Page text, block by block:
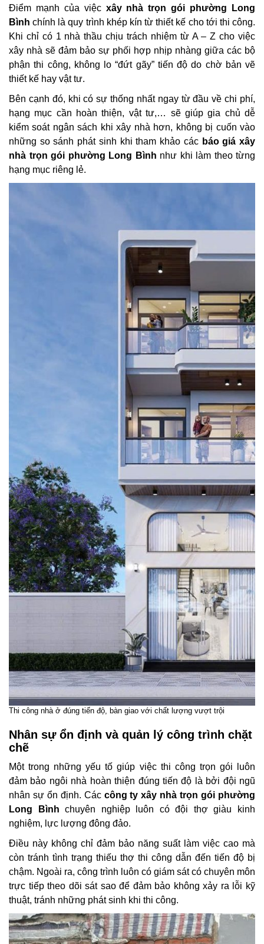
Điểm mạnh của việc xây nhà trọn gói phường Long
Bìnhchính là quy trình khép kín từ thiết kế cho tới thi công.
Khi chỉ có 1 nhà thầu chịu trách nhiệm từ A – Z cho việc
xây nhà sẽ đảm bảo sự phối hợp nhịp nhàng giữa các bộ
phận thi công, không lo “đứt gãy” tiến độ do chờ bản vẽ
thiết kế hay vật tư.
Bên cạnh đó, khi có sự thống nhất ngay từ đầu về chi phí,
hạng mục cần hoàn thiện, vật tư,… sẽ giúp gia chủ dễ
kiểm soát ngân sách khi xây nhà hơn, không bị cuốn vào
những so sánh phát sinh khi tham khảo các báo giá xây
nhà trọn gói phường Long Bình như khi làm theo từng
hạng mục riêng lẻ.
Thi công nhà ở đúng tiến độ, bàn giao với chất lượng vượt trội
Nhân sự ổn định và quản lý công trình chặt
chẽ
Một trong những yếu tố giúp việc thi công trọn gói luôn
đảm bảo ngôi nhà hoàn thiện đúng tiến độ là bởi đội ngũ
nhân sự ổn định. Các công ty xây nhà trọn gói phường
Long Bìnhchuyên nghiệp luôn có đội thợ giàu kinh
nghiệm, lực lượng đông đảo.
Điều này không chỉ đảm bảo năng suất làm việc cao mà
còn tránh tình trạng thiếu thợ thi công dẫn đến tiến độ bị
chậm. Ngoài ra, công trình luôn có giám sát có chuyên môn
trực tiếp theo dõi sát sao để đảm bảo không xảy ra lỗi kỹ
thuật, tránh những phát sinh khi thi công.